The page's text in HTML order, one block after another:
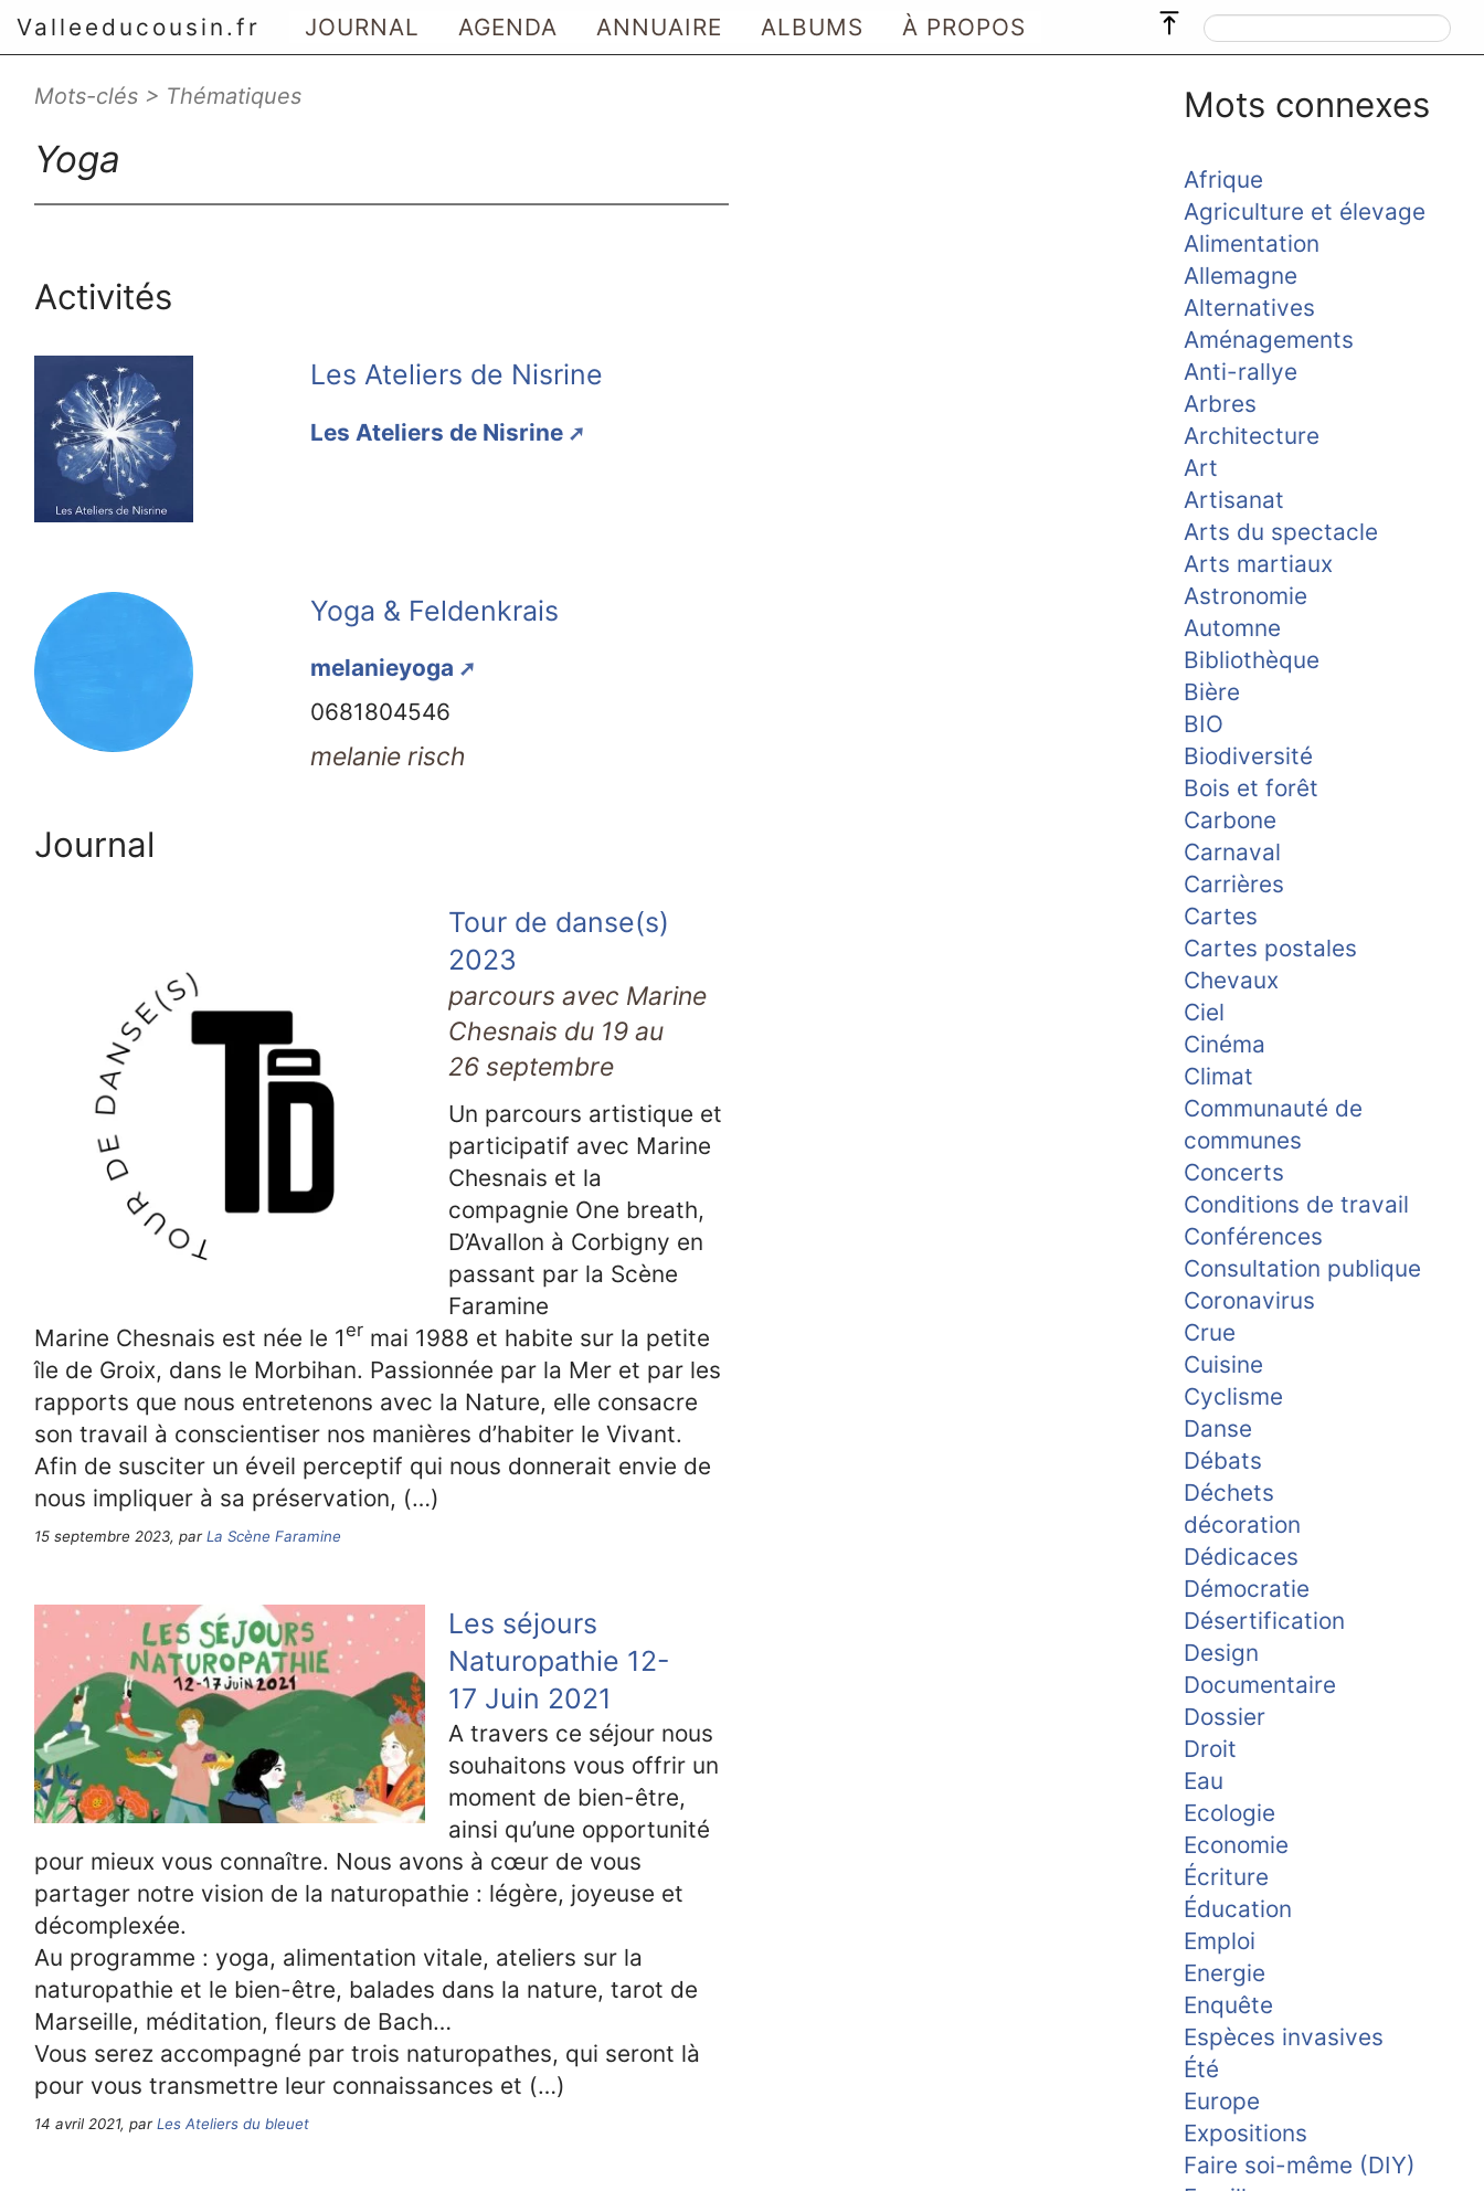
Valleeducousin.fr JOURNAL AGENDA ANNUAIRE ALBUMS À PROPOS
Aller au menu principal
Aller au menu secondaire
Mots-clés > Thématiques
Yoga
Activités
Les Ateliers de Nisrine
Les Ateliers de Nisrine
Yoga & Feldenkrais
melanieyoga
0681804546
melanie risch
Journal
Tour de danse(s)
2023
parcours avec Marine
Chesnais du 19 au
26 septembre
Un parcours artistique et
participatif avec Marine
Chesnais et la
compagnie One breath,
D’Avallon à Corbigny en
passant par la Scène
Faramine
Marine Chesnais est née le 1er mai 1988 et habite sur la petite
île de Groix, dans le Morbihan. Passionnée par la Mer et par les
rapports que nous entretenons avec la Nature, elle consacre
son travail à conscientiser nos manières d’habiter le Vivant.
Afin de susciter un éveil perceptif qui nous donnerait envie de
nous impliquer à sa préservation, (…)
15 septembre 2023, parLa Scène Faramine
Les séjours
Naturopathie 12-
17 Juin 2021
A travers ce séjour nous
souhaitons vous offrir un
moment de bien-être,
ainsi qu’une opportunité
pour mieux vous connaître. Nous avons à cœur de vous
partager notre vision de la naturopathie : légère, joyeuse et
décomplexée.
Au programme : yoga, alimentation vitale, ateliers sur la
naturopathie et le bien-être, balades dans la nature, tarot de
Marseille, méditation, fleurs de Bach…
Vous serez accompagné par trois naturopathes, qui seront là
pour vous transmettre leur connaissances et (…)
14 avril 2021, parLes Ateliers du bleuet
Mots connexes
Afrique
Agriculture et élevage
Alimentation
Allemagne
Alternatives
Aménagements
Anti-rallye
Arbres
Architecture
Art
Artisanat
Arts du spectacle
Arts martiaux
Astronomie
Automne
Bibliothèque
Bière
BIO
Biodiversité
Bois et forêt
Carbone
Carnaval
Carrières
Cartes
Cartes postales
Chevaux
Ciel
Cinéma
Climat
Communauté de
communes
Concerts
Conditions de travail
Conférences
Consultation publique
Coronavirus
Crue
Cuisine
Cyclisme
Danse
Débats
Déchets
décoration
Dédicaces
Démocratie
Désertification
Design
Documentaire
Dossier
Droit
Eau
Ecologie
Economie
Écriture
Éducation
Emploi
Energie
Enquête
Espèces invasives
Été
Europe
Expositions
Faire soi-même (DIY)